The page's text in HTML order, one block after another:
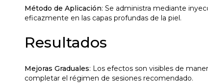
Método de Aplicación: Se administra mediante
eficazmente en las capas profundas de la piel.
Resultados
Mejoras Graduales: Los efectos son visibles de
completar el régimen de sesiones recomendado.